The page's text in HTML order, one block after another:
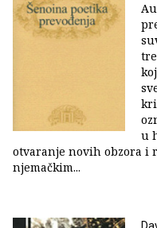
u
otvaranje novih obzora i
njemačkim...